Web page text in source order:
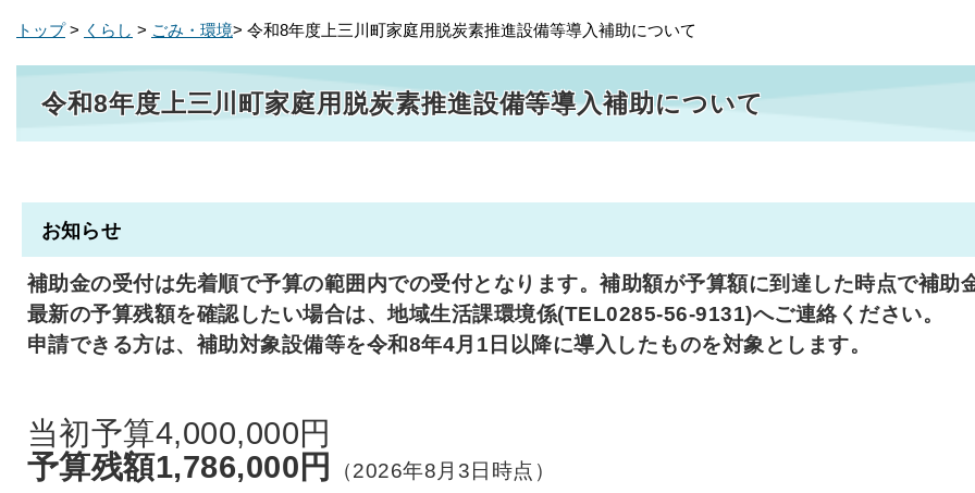
トップ> くらし > ごみ・環境> 令和8年度上三川町家庭用脱炭素推進設備等導入補助について
令和8年度上三川町家庭用脱炭素推進設備等導入補助について
お知らせ
補助金の受付は先着順で予算の範囲内での受付となります。補助額が予算額に到達した時点で補助
最新の予算残額を確認したい場合は、地域生活課環境係(TEL0285-56-9131)へご連絡ください。
申請できる方は、補助対象設備等を令和8年4月1日以降に導入したものを対象とします。
当初予算4,000,000円
予算残額1,786,000円
（2026年8月3日時点）